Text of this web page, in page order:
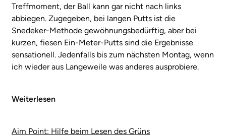
Treffmoment, der Ball kann gar nicht nach links
abbiegen. Zugegeben, bei langen Putts ist die
Snedeker-Methode gewöhnungsbedürftig, aber bei
kurzen, fiesen Ein-Meter-Putts sind die Ergebnisse
sensationell. Jedenfalls bis zum nächsten Montag, wenn
ich wieder aus Langeweile was anderes ausprobiere.
Weiterlesen
Aim Point: Hilfe beim Lesen des Grüns